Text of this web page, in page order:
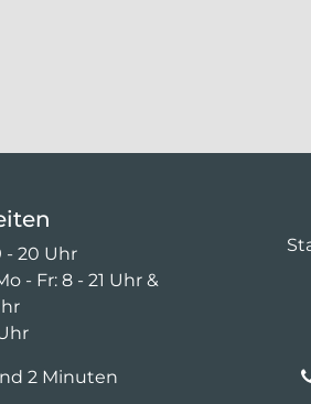
- 20 Uhr
- Fr: 8 - 21 Uhr &
2 Minuten